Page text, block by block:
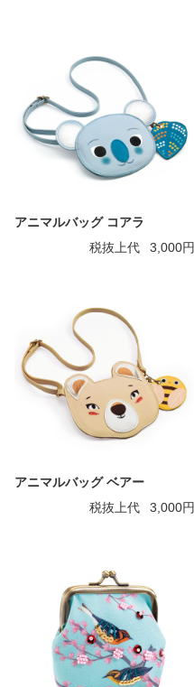
アニマルバッグ コアラ
税抜上代
3,000円
アニマルバッグ ベアー
税抜上代
3,000円